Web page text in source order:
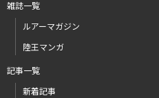
雑誌一覧
ルアーマガジン
陸王マンガ
記事一覧
新着記事